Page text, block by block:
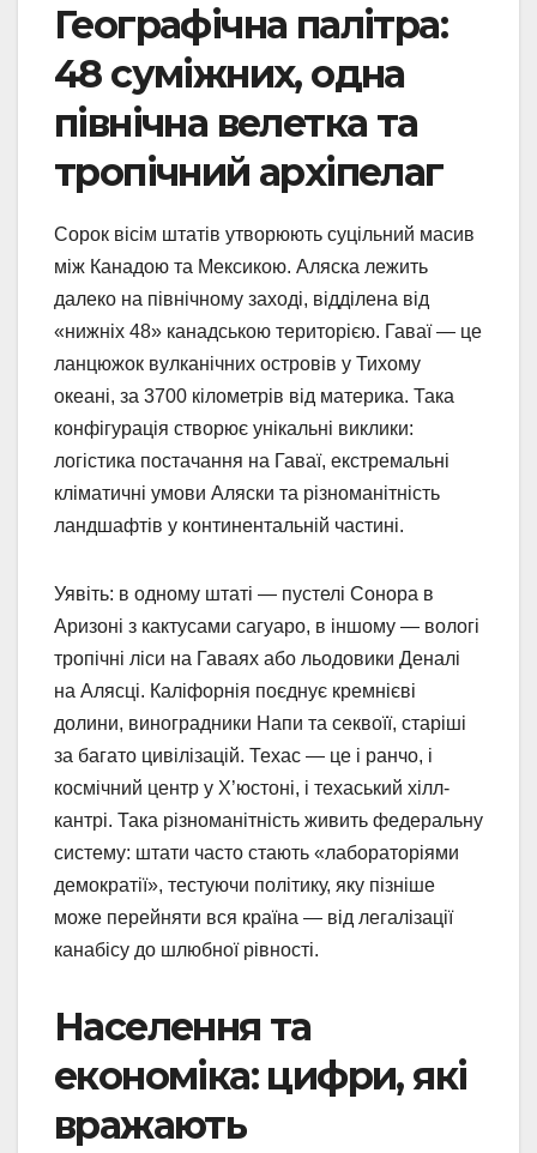
Географічна палітра:
48 суміжних, одна
північна велетка та
тропічний архіпелаг
Сорок вісім штатів утворюють суцільний масив
між Канадою та Мексикою. Аляска лежить
далеко на північному заході, відділена від
«нижніх 48» канадською територією. Гаваї — це
ланцюжок вулканічних островів у Тихому
океані, за 3700 кілометрів від материка. Така
конфігурація створює унікальні виклики:
логістика постачання на Гаваї, екстремальні
кліматичні умови Аляски та різноманітність
ландшафтів у континентальній частині.
Уявіть: в одному штаті — пустелі Сонора в
Аризоні з кактусами сагуаро, в іншому — вологі
тропічні ліси на Гаваях або льодовики Деналі
на Алясці. Каліфорнія поєднує кремнієві
долини, виноградники Напи та секвоїї, старіші
за багато цивілізацій. Техас — це і ранчо, і
космічний центр у Х’юстоні, і техаський хілл-
кантрі. Така різноманітність живить федеральну
систему: штати часто стають «лабораторіями
демократії», тестуючи політику, яку пізніше
може перейняти вся країна — від легалізації
канабісу до шлюбної рівності.
Населення та
економіка: цифри, які
вражають